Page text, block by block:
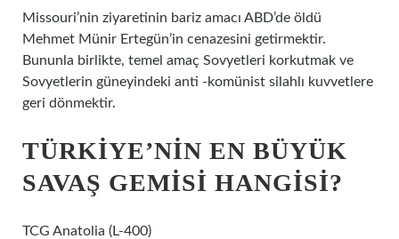
Missouri’nin ziyaretinin bariz amacı ABD’de öldü
Mehmet Münir Ertegün’in cenazesini getirmektir.
Bununla birlikte, temel amaç Sovyetleri korkutmak ve
Sovyetlerin güneyindeki anti -komünist silahlı kuvvetlere
geri dönmektir.
TÜRKIYE’NIN EN BÜYÜK
SAVAŞ GEMISI HANGISI?
TCG Anatolia (L-400)